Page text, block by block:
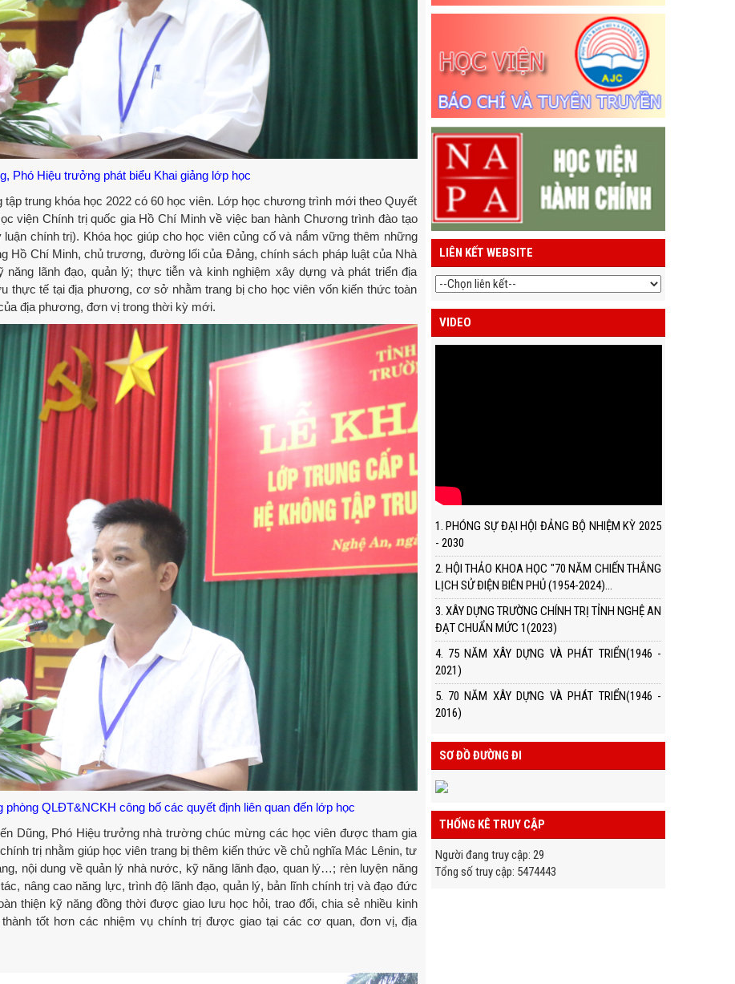
Phó Hiệu trưởng phát biểu Khai giảng lớp học
trung khóa học 2022 có 60 học viên. Lớp học chương trình mới theo Quyết
viện Chính trị quốc gia Hồ Chí Minh về việc ban hành Chương trình đào tạo
chính trị). Khóa học giúp cho học viên củng cố và nắm vững thêm những
Hồ Chí Minh, chủ trương, đường lối của Đảng, chính sách pháp luật của Nhà
lãnh đạo, quản lý; thực tiễn và kinh nghiệm xây dựng và phát triển địa
thực tế tại địa phương, cơ sở nhằm trang bị cho học viên vốn kiến thức toàn
địa phương, đơn vị trong thời kỳ mới.
QLĐT&NCKH công bố các quyết định liên quan đến lớp học
Dũng, Phó Hiệu trưởng nhà trường chúc mừng các học viên được tham gia
trị nhằm giúp học viên trang bị thêm kiến thức về chủ nghĩa Mác Lênin, tư
nội dung về quản lý nhà nước, kỹ năng lãnh đạo, quan lý…; rèn luyện năng
nâng cao năng lực, trình độ lãnh đạo, quản lý, bản lĩnh chính trị và đạo đức
thiện kỹ năng đồng thời được giao lưu học hỏi, trao đổi, chia sẻ nhiều kinh
tốt hơn các nhiệm vụ chính trị được giao tại các cơ quan, đơn vị, địa
LIÊN KẾT WEBSITE
VIDEO
1. PHÓNG SỰ ĐẠI HỘI ĐẢNG BỘ NHIỆM KỲ 2025
- 2030
2. HỘI THẢO KHOA HỌC "70 NĂM CHIẾN THẮNG
LỊCH SỬ ĐIỆN BIÊN PHỦ (1954-2024)...
3. XÂY DỰNG TRƯỜNG CHÍNH TRỊ TỈNH NGHỆ AN
ĐẠT CHUẨN MỨC 1(2023)
4. 75 NĂM XÂY DỰNG VÀ PHÁT TRIỂN(1946 -
2021)
5. 70 NĂM XÂY DỰNG VÀ PHÁT TRIỂN(1946 -
2016)
SƠ ĐỒ ĐƯỜNG ĐI
THỐNG KÊ TRUY CẬP
Người đang truy cập: 29
Tổng số truy cập: 5474443